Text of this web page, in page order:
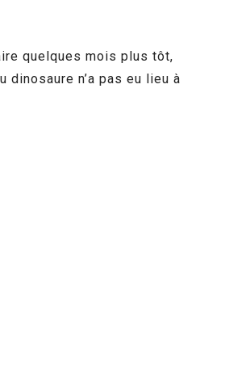
quelques mois plus tôt,
n’a pas eu lieu à